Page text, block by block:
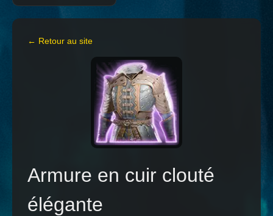
← Retour au site
Armure en cuir clouté
élégante